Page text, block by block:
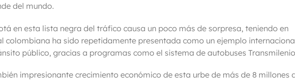
del mundo.
en esta lista negra del tráfico causa un poco más de sorpresa, teniendo en
colombiana ha sido repetidamente presentada como un ejemplo
público, gracias a programas como el sistema de autobuses
impresionante crecimiento económico de esta urbe de más de 8 millones